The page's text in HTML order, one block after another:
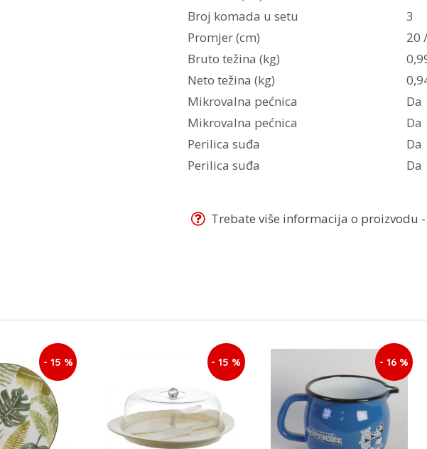
Broj komada u setu
3
Promjer (cm)
20
Bruto težina (kg)
Neto težina (kg)
Mikrovalna pećnica
Da
Mikrovalna pećnica
Da
Perilica suđa
Da
Perilica suđa
Da
Trebate više informacija o proizvodu
- 15 % - 15 % - 16 %